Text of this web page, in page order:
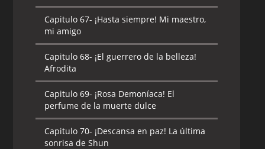
Capitulo 67- ¡Hasta siempre! Mi maestro,
mi amigo
Capitulo 68- ¡El guerrero de la belleza!
Afrodita
Capitulo 69- ¡Rosa Demoníaca! El
perfume de la muerte dulce
Capitulo 70- ¡Descansa en paz! La última
sonrisa de Shun